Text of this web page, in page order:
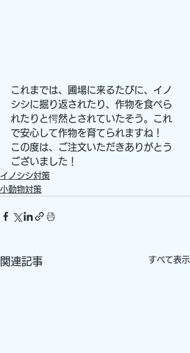
これまでは、圃場に来るたびに、イノ
シシに掘り返されたり、作物を食べら
れたりと愕然とされていたそう。これ
で安心して作物を育てられますね！
この度は、ご注文いただきありがとう
ございました！
イノシシ対策
小動物対策
関連記事 すべて表示